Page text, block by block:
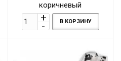
коричневый
В КОРЗИНУ